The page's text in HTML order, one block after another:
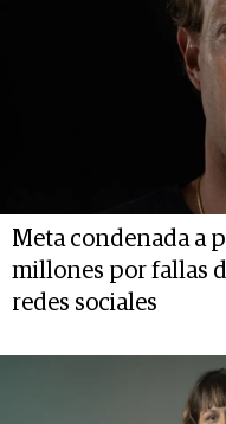
Meta condenada a
millones por fallas
redes sociales